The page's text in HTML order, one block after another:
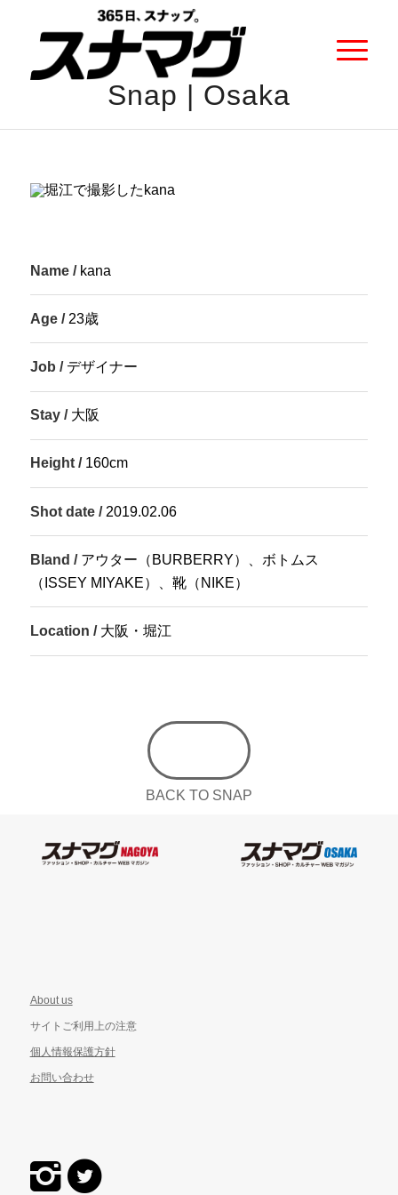
Snap | Osaka
Name / kana
Age / 23歳
Job / デザイナー
Stay / 大阪
Height / 160cm
Shot date / 2019.02.06
Bland / アウター（ BURBERRY）、ボトムス
（ISSEY MIYAKE）、靴（NIKE）
Location / 大阪・堀江
BACK TO SNAP
About us
サイトご利用上の注意
個人情報保護方針
お問い合わせ